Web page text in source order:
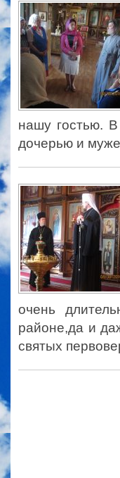
нашу гостью.
дочерью и
очень
районе,да и
святых